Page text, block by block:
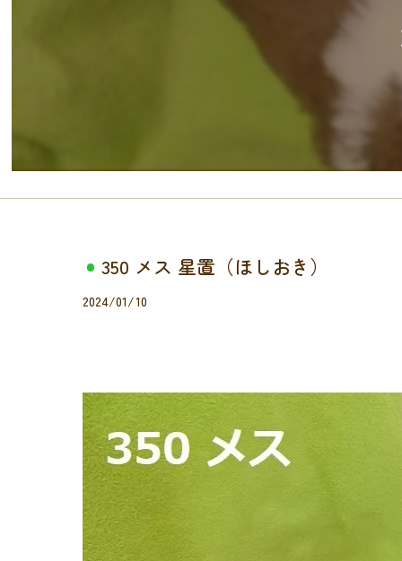
350 メス 星置（ほしおき）
2024/01/10